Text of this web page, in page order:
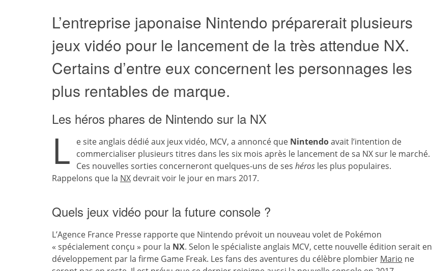
L’entreprise japonaise Nintendo préparerait plusieurs
jeux vidéo pour le lancement de la très attendue NX.
Certains d’entre eux concernent les personnages les
plus rentables de marque.
Les héros phares de Nintendo sur la NX
L e site anglais dédié aux jeux vidéo, MCV, a annoncé que Nintendoavait l’intention de
commercialiser plusieurs titres dans les six mois après le lancement de sa NX sur le marché.
Ces nouvelles sorties concerneront quelques-uns de ses héros les plus populaires.
Rappelons que la NX devrait voir le jour en mars 2017.
Quels jeux vidéo pour la future console ?
L’Agence France Presse rapporte que Nintendo prévoit un nouveau volet de Pokémon
« spécialement conçu » pour la NX. Selon le spécialiste anglais MCV, cette nouvelle édition serait en
développement par la firme Game Freak. Les fans des aventures du célèbre plombier Mario ne